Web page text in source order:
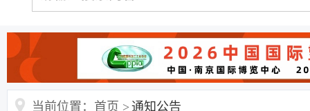
当前位置：首页 >通知公告